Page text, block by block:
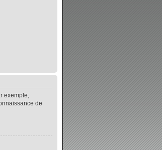
exemple,
de